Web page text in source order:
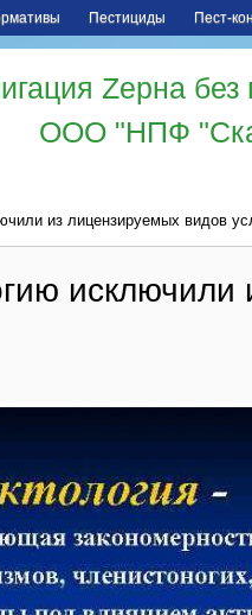
Пестициды Пест-
Zерна
ООО "НПФ
из лицензируемых видов
исключили